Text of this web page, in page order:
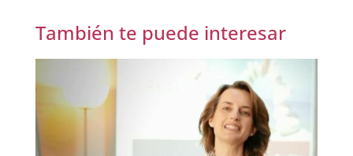
También te puede interesar